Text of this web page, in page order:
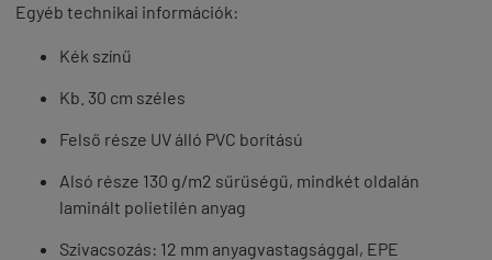
Egyéb technikai információk:
Kék színű
Kb. 30 cm széles
Felső része UV álló PVC borítású
Alsó része 130 g/m2 sűrűségű, mindkét oldalán
laminált polietilén anyag
Szivacsozás: 12 mm anyagvastagsággal, EPE